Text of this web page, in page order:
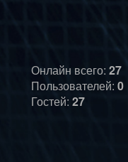
Онлайн всего: 27
Пользователей: 0
Гостей: 27